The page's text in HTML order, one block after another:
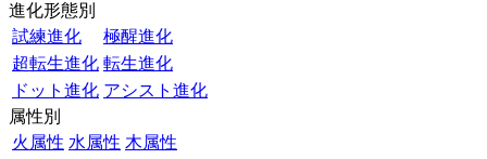
進化形態別
試練進化
極醒進化
超転生進化 転生進化
ドット進化 アシスト進化
属性別
火属性 水属性 木属性